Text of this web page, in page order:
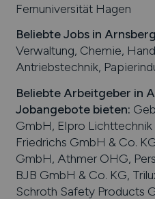
Fernuniversität Hagen
Beliebte Jobs in Arnsberg
Verwaltung, Chemie,
Antriebstechnik,
Beliebte Arbeitgeber in
Jobangebote bieten:
GmbH, Elpro Lichttechnik
Friedrichs GmbH & Co.
GmbH, Athmer OHG,
BJB GmbH & Co. KG,
Schroth Safety Products